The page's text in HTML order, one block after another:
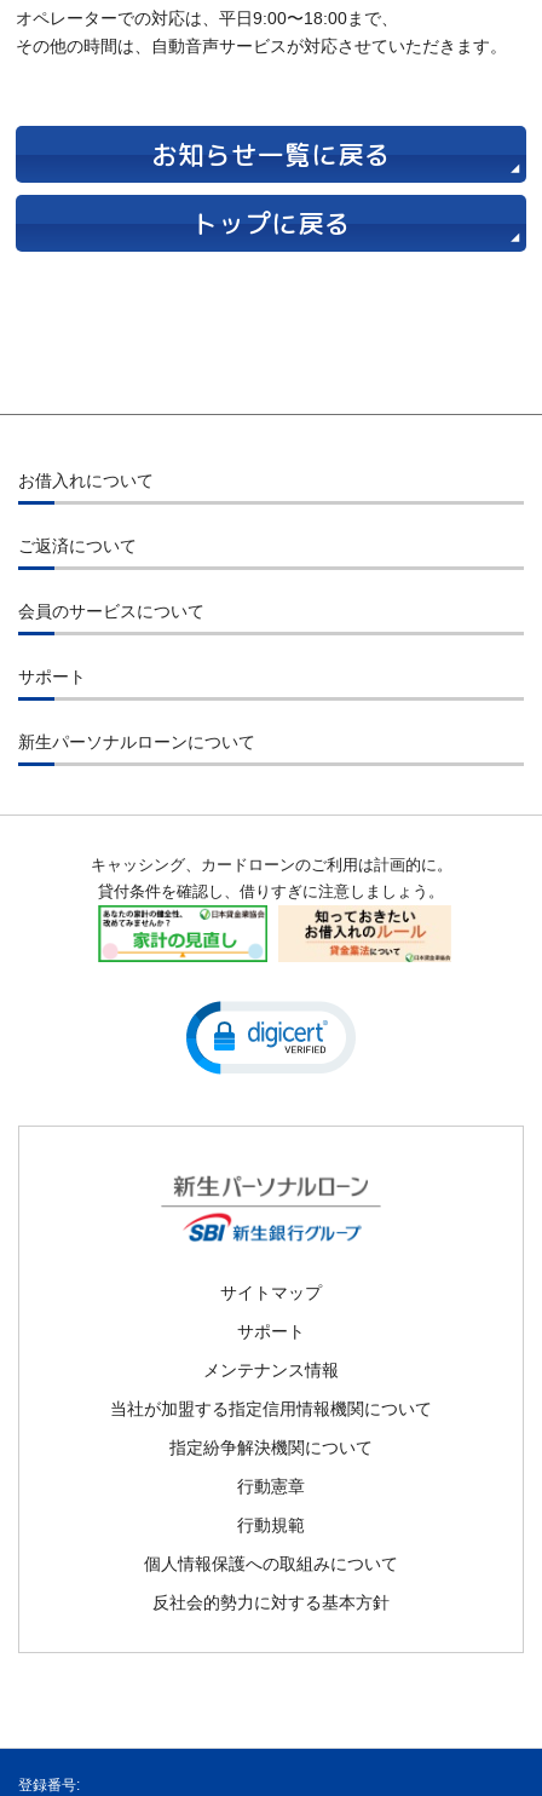
オペレーターでの対応は、平日9:00〜18:00まで、
その他の時間は、自動音声サービスが対応させていただきます。
お知らせ一覧に戻る
トップに戻る
お借入れについて
インターネット
コンビニエンスストアのATM
ご指定口座へのお振込み
貸付条件
ご返済について
インターネット
コンビニエンスストアのATM
お振込み
会員のサービスについて
会員サービス
店舗検索
返済シミュレーション
サポート
お問合せ
メンテナンス情報
収入証明書類提出のお願い
不正利用被害の補償方針
新生パーソナルローンについて
会員規約
SBI新生銀行グループ マネー・ローンダリング及びテロ資金供与対
キャッシング、カードローンのご利用は計画的に。
貸付条件を確認し、借りすぎに注意しましょう。
サイトマップ
サポート
メンテナンス情報
当社が加盟する指定信用情報機関について
指定紛争解決機関について
行動憲章
行動規範
個人情報保護への取組みについて
反社会的勢力に対する基本方針
登録番号: